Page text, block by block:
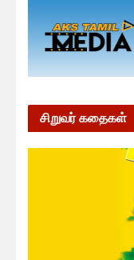
சிறுவர் கதைகள்